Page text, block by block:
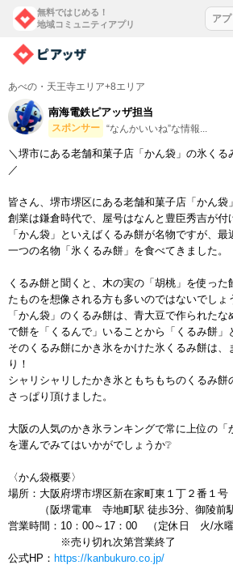
無料ではじめる！
地域コミュニティアプリ
ア
あべの・天王寺エリア+8エリア
南海電鉄ピアッザ担当
スポンサー “なんかいいね”な情報...
＼堺市にある老舗和菓子店「かん袋」の氷くる
／
皆さん、堺市堺区にある老舗和菓子店「かん袋
創業は鎌倉時代で、屋号はなんと豊臣秀吉が付
「かん袋」といえばくるみ餅が名物ですが、最
一つの名物「氷くるみ餅」を食べてきました。
くるみ餅と聞くと、木の実の「胡桃」を使った
たものを想像される方も多いのではないでしょ
「かん袋」のくるみ餅は、青大豆で作られた
で餅を「くるんで」いることから「くるみ餅」
そのくるみ餅にかき氷をかけた氷くるみ餅は、
り！
シャリシャリしたかき氷ともちもちのくるみ餅
さっぱり頂けました。
大阪の人気のかき氷ランキングで常に上位の「
を運んでみてはいかがでしょうか❔
〈かん袋概要〉
場所：大阪府堺市堺区新在家町東１丁２番１号
（阪堺電車 寺地町駅 徒歩3分、御陵前駅
営業時間：10：00～17：00 （定休日 火/水曜
※売り切れ次第営業終了
公式HP： https://kanbukuro.co.jp/